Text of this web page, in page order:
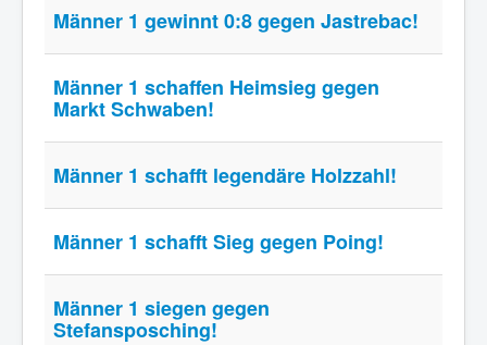
Männer 1 gewinnt 0:8 gegen Jastrebac!
Männer 1 schaffen Heimsieg gegen
Markt Schwaben!
Männer 1 schafft legendäre Holzzahl!
Männer 1 schafft Sieg gegen Poing!
Männer 1 siegen gegen
Stefansposching!